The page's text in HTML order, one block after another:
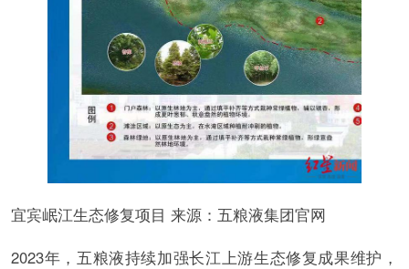
宜宾岷江生态修复项目 来源：五粮液集团官网
2023年，五粮液持续加强长江上游生态修复成果维护，